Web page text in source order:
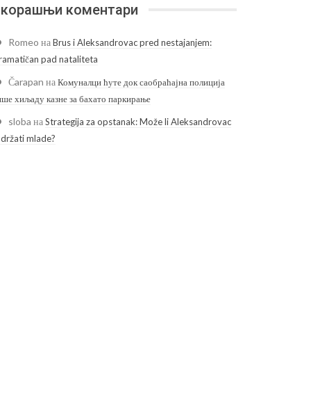
коментари
Romeo наBrus i Aleksandrovac pred nestajanjem:
pad nataliteta
Čarapan наКомуналци ћуте док саобраћајна полиција
хиљаду казне за бахато паркирање
sloba наStrategija za opstanak: Može li Aleksandrovac
mlade?